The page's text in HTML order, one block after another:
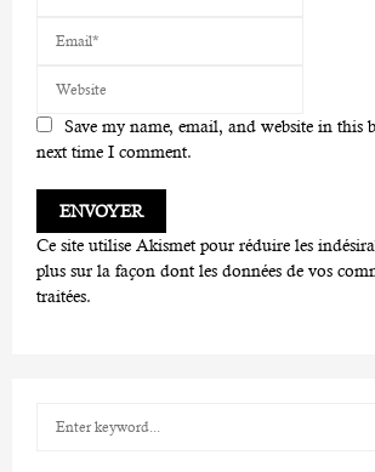
Save my name, email, and website in this
next time I comment.
Ce site utilise Akismet pour réduire les
plus sur la façon dont les données de vos
traitées.